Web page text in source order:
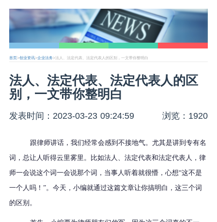
首页>创业资讯>企业法务>法人、法定代表、法定代表人的区别，一文带你整明白
法人、法定代表、法定代表人的区
别，一文带你整明白
发表时间：2023-03-23 09:24:59 浏览：1920
跟律师讲话，我们经常会感到不接地气。尤其是讲到专有名
词，总让人听得云里雾里。 比如法人、法定代表和法定代表人，律
师一会说这个词一会说那个词，当事人听着就很懵，心想“这不是
一个人吗！”。今天，小编就通过这篇文章让你搞明白，这三个词
的区别。